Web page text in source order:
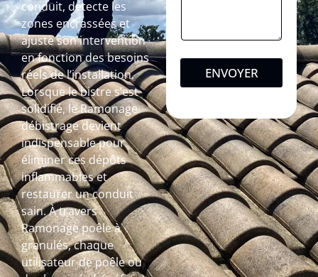
conduit, détecte les
zones encrassées et
ajuste son intervention
en fonction des besoins
réels de l’installation.
Lorsque le bistre s’est
solidifié, le Ramonage
débistrage devient
indispensable pour
éliminer ces dépôts
inflammables et
restaurer un conduit
sain. À travers
Ramonage poêle à
granulés, chaque
utilisateur de poêle ou
ENVOYER